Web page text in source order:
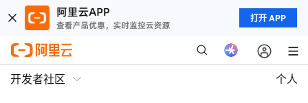
打开 APP
开发者社区 个人